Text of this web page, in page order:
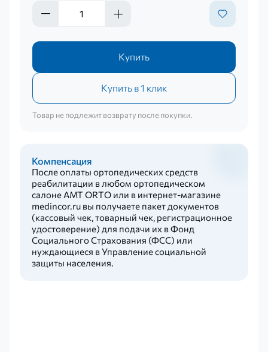
Компенсация
После оплаты ортопедических средств
реабилитации в любом ортопедическом
салоне AMT ORTO или в интернет-магазине
medincor.ru вы получаете пакет документов
(кассовый чек, товарный чек, регистрационное
удостоверение) для подачи их в Фонд
Социального Страхования (ФСС) или
нуждающиеся в Управление социальной
защиты населения.
Купить
Купить в 1 клик
Товар не подлежит возврату после покупки.